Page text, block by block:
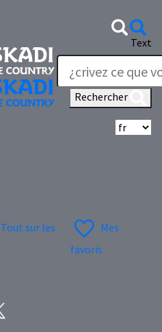
Text
Rechercher
Tout sur les
Mes
favoris